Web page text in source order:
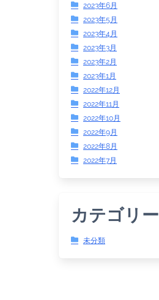
2023年6月
2023年5月
2023年4月
2023年3月
2023年2月
2023年1月
2022年12月
2022年11月
2022年10月
2022年9月
2022年8月
2022年7月
カテゴリー
未分類